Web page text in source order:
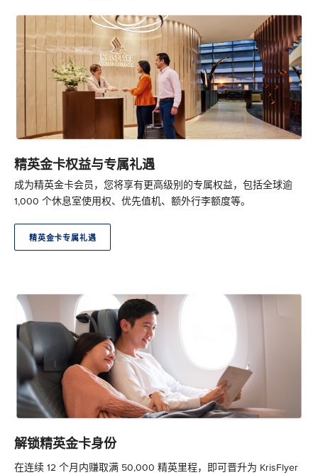
精英金卡权益与专属礼遇
成为精英金卡会员，您将享有更高级别的专属权益，包括全球逾
1,000 个休息室使用权、优先值机、额外行李额度等。
精英金卡专属礼遇
解锁精英金卡身份
在连续 12 个月内赚取满 50,000 精英里程，即可晋升为 KrisFlyer